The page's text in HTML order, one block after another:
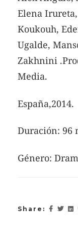
Elena
Koukouh,
Ugalde,
Zakhnini
Media.
España,2014.
Duración: 96
Género:
Share: